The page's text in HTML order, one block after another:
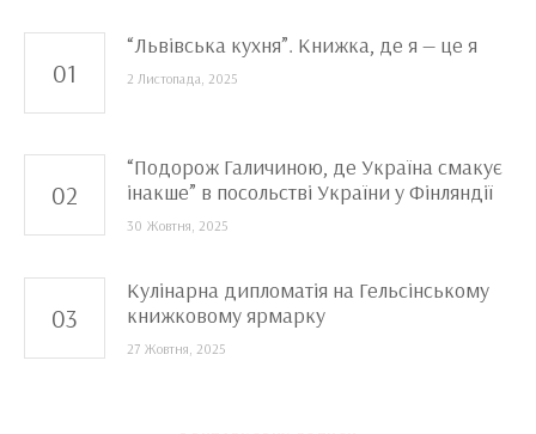
“Львівська кухня”. Книжка, де я — це я
2 Листопада, 2025
“Подорож Галичиною, де Україна смакує
інакше” в посольстві України у Фінляндії
30 Жовтня, 2025
Кулінарна дипломатія на Гельсінському
книжковому ярмарку
27 Жовтня, 2025